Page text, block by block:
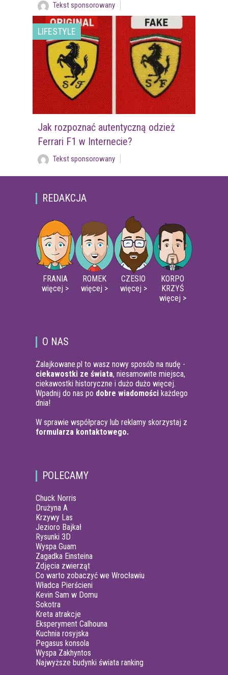
Tekst sponsorowany
LIFESTYLE
Jak rozpoznać autentyczną odzież
Ferrari F1 w Internecie?
Tekst sponsorowany
REDAKCJA
FRANIA
więcej >
ROMEK
więcej >
CZESIO
więcej >
KORPO
KRZYŚ
więcej >
O NAS
Zalajkowane.pl to wasz nowy sposób na nudę -
ciekawostki ze świata, niesamowite miejsca,
ciekawostki historyczne i dużo dużo więcej.
Wpadnij do nas po dobre wiadomości każdego
dnia!
W sprawie współpracy lub reklamy skorzystaj z
formularza kontaktowego.
POLECAMY
Chuck Norris
Drużyna A
Krzywy Las
Jezioro Bajkał
Rysunki 3D
Wyspa Guam
Zagadka Einsteina
Zdjęcia zwierząt
Co warto zobaczyć we Wrocławiu
Władca Pierścieni
Kevin Sam w Domu
Sokotra
Kreta atrakcje
Eksperyment Calhouna
Kuchnia rosyjska
Pegasus konsola
Wyspa Zakhyntos
Najwyższe budynki świata ranking